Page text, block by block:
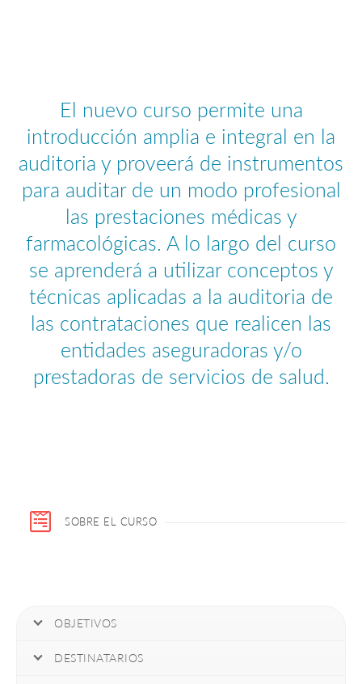
El nuevo curso permite una
introducción amplia e integral en la
auditoria y proveerá de instrumentos
para auditar de un modo profesional
las prestaciones médicas y
farmacológicas. A lo largo del curso
se aprenderá a utilizar conceptos y
técnicas aplicadas a la auditoria de
las contrataciones que realicen las
entidades aseguradoras y/o
prestadoras de servicios de salud.
SOBRE EL CURSO
OBJETIVOS
DESTINATARIOS